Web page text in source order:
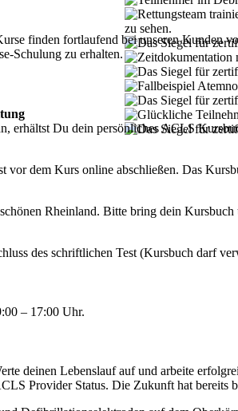
finden fortlaufend bei unseren Kunden
Schulung zu erhalten.
erhältst Du dein persönliches ACLS
vor dem Kurs online abschließen. Das
Rheinland. Bitte bring dein Kursbuch
des schriftlichen Test (Kursbuch darf
– 17:00 Uhr.
deinen Lebenslauf auf und arbeite
Provider Status. Die Zukunft hat bereits